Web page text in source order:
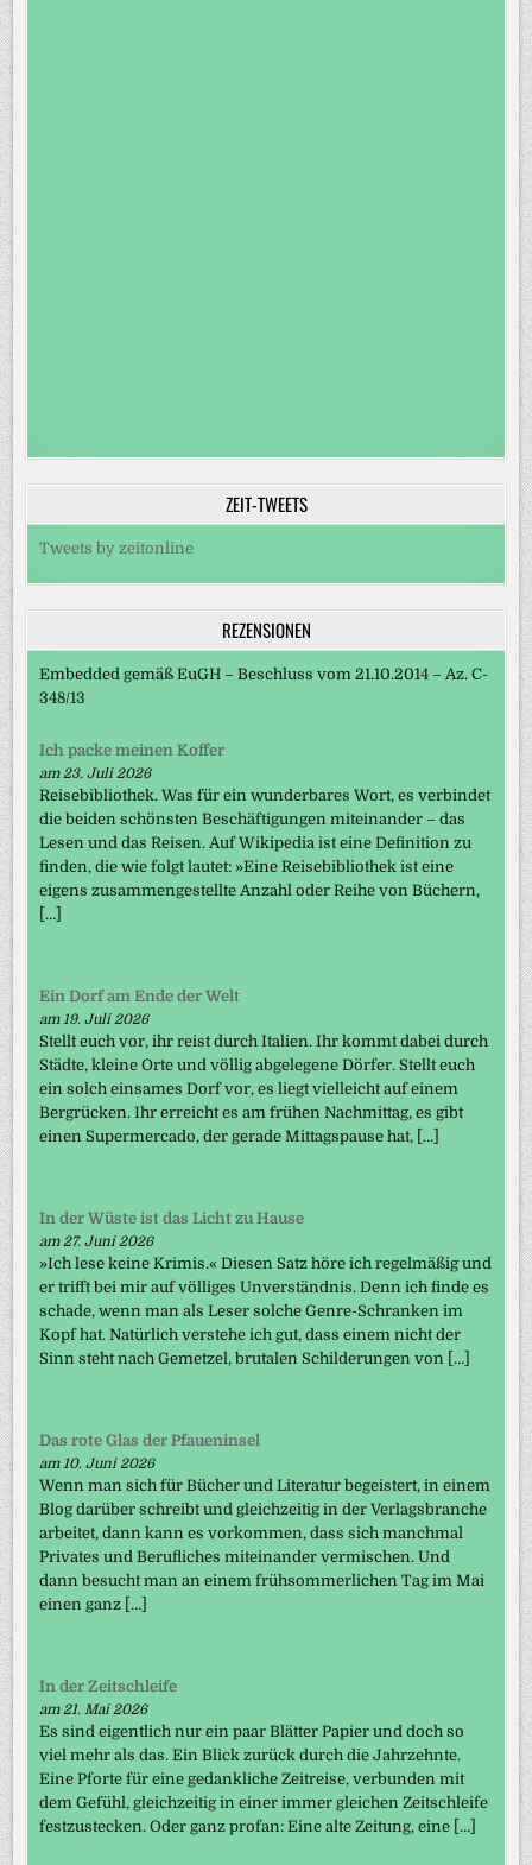
ZEIT-TWEETS
Tweets by zeitonline
REZENSIONEN
Embedded gemäß EuGH – Beschluss vom 21.10.2014 – Az. C-
348/13
Ich packe meinen Koffer
am 23. Juli 2026
Reisebibliothek. Was für ein wunderbares Wort, es verbindet
die beiden schönsten Beschäftigungen miteinander – das
Lesen und das Reisen. Auf Wikipedia ist eine Definition zu
finden, die wie folgt lautet: »Eine Reisebibliothek ist eine
eigens zusammengestellte Anzahl oder Reihe von Büchern,
[…]
Ein Dorf am Ende der Welt
am 19. Juli 2026
Stellt euch vor, ihr reist durch Italien. Ihr kommt dabei durch
Städte, kleine Orte und völlig abgelegene Dörfer. Stellt euch
ein solch einsames Dorf vor, es liegt vielleicht auf einem
Bergrücken. Ihr erreicht es am frühen Nachmittag, es gibt
einen Supermercado, der gerade Mittagspause hat, […]
In der Wüste ist das Licht zu Hause
am 27. Juni 2026
»Ich lese keine Krimis.« Diesen Satz höre ich regelmäßig und
er trifft bei mir auf völliges Unverständnis. Denn ich finde es
schade, wenn man als Leser solche Genre-Schranken im
Kopf hat. Natürlich verstehe ich gut, dass einem nicht der
Sinn steht nach Gemetzel, brutalen Schilderungen von […]
Das rote Glas der Pfaueninsel
am 10. Juni 2026
Wenn man sich für Bücher und Literatur begeistert, in einem
Blog darüber schreibt und gleichzeitig in der Verlagsbranche
arbeitet, dann kann es vorkommen, dass sich manchmal
Privates und Berufliches miteinander vermischen. Und
dann besucht man an einem frühsommerlichen Tag im Mai
einen ganz […]
In der Zeitschleife
am 21. Mai 2026
Es sind eigentlich nur ein paar Blätter Papier und doch so
viel mehr als das. Ein Blick zurück durch die Jahrzehnte.
Eine Pforte für eine gedankliche Zeitreise, verbunden mit
dem Gefühl, gleichzeitig in einer immer gleichen Zeitschleife
festzustecken. Oder ganz profan: Eine alte Zeitung, eine […]